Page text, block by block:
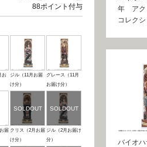
88ポイント付与
お
ジル（11月お届
け分）
グレース（11月
お届け分）
届 クリス（2月お届
け分）
ジル（2月お届け
分）
年 アク
コレク
バイオ